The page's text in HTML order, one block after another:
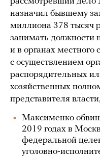
назначил бывшему
миллиона 378 тысяч
занимать должности
и в органах местного
с осуществлением
распорядительных
хозяйственных
представителя
Максименко
2019 годах в
федеральной
уголовно-